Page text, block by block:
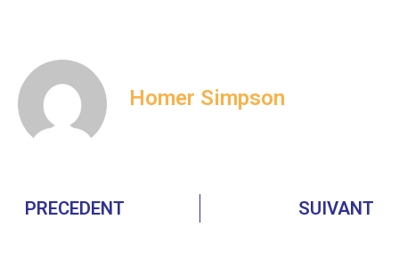
Homer Simpson
PRECEDENT SUIVANT